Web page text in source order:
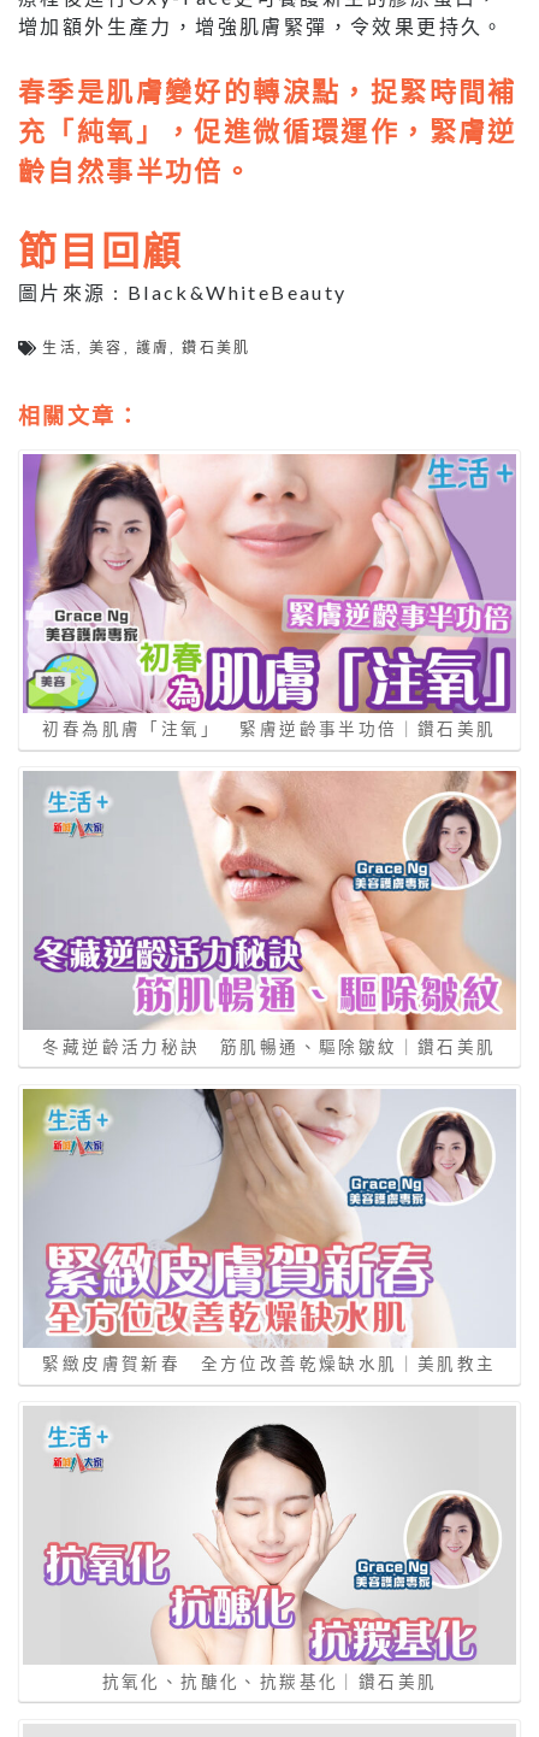
增加額外生產力，增強肌膚緊彈，令效果更持久。
春季是肌膚變好的轉淚點，捉緊時間補
充「純氧」，促進微循環運作，緊膚逆
齡自然事半功倍。
節目回顧
圖片來源 : Black&WhiteBeauty
生活 ,美容 護膚 ,鑽石美肌
相關文章：
初春為肌膚「注氧」 緊膚逆齡事半功倍｜鑽石美肌
冬藏逆齡活力秘訣 筋肌暢通、驅除皺紋｜鑽石美肌
緊緻皮膚賀新春 全方位改善乾燥缺水肌｜美肌教主
抗氧化、抗醣化、抗羰基化｜鑽石美肌